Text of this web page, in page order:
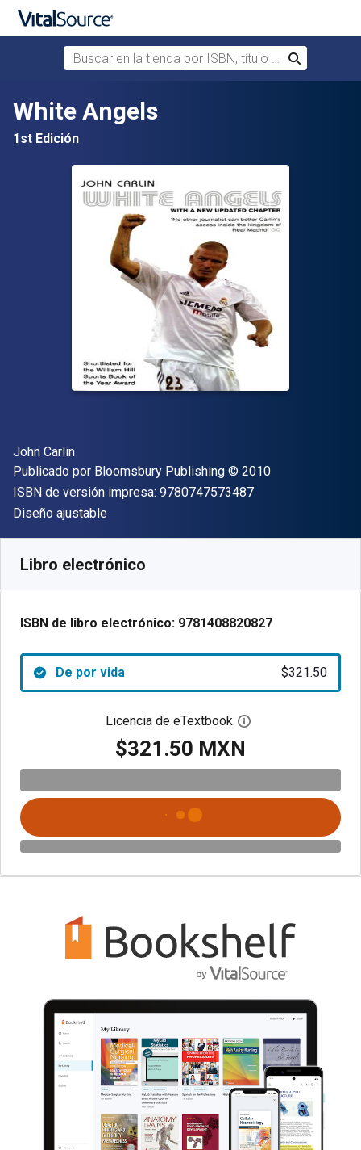
Saltar al contenido principal
Buscar en la tienda por ISBN, título o autor
Buscar
White Angels
1st Edición
Autor(es)
John Carlin
Editor
Publicado por Bloomsbury Publishing Copyright
© 2010
ISBN de versión impresa: 9780747573487"ISBN-13
Formato
Diseño ajustable
Libro electrónico
ISBN de libro electrónico: 9781408820827
De por vida $321.50
Licencia de eTextbook Abre el cuadro de
$321.50 MXN